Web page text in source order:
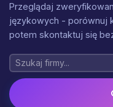
Przeglądaj
językowych - porównuj
potem skontaktuj się